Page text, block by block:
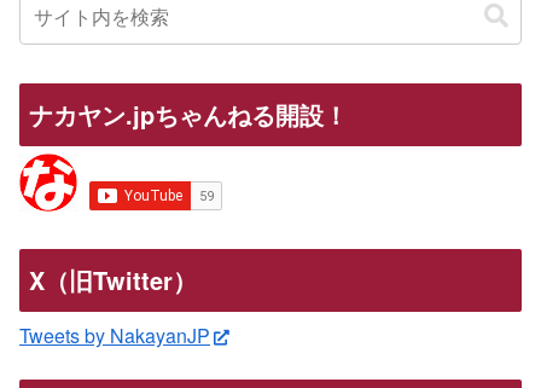
ナカヤン.jpちゃんねる開設！
X（旧Twitter）
Tweets by NakayanJP